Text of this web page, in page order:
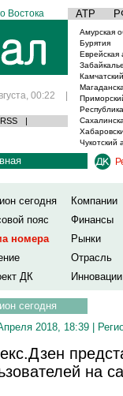
Востока АТР
00:22 |
RSS |
Амурская
Бурятия
Еврейская
Чукотский
сегодня
Компании
пояс
Финансы
номера
Рынки
Отрасль
ДК
Инновации
сегодня
2018, 18:39 |
на